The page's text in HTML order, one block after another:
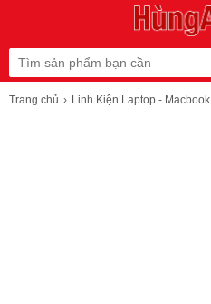
Trang chủ Linh Kiện Laptop - Macbook